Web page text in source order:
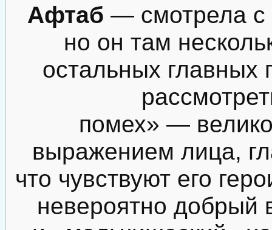
Афтаб — смотрела с
но он там
остальных главных
помех» —
выражением лица,
что чувствуют его
невероятно добрый